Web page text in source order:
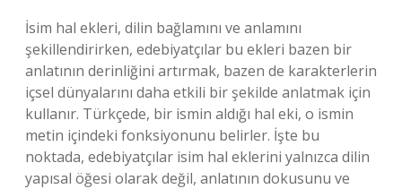
İsim hal ekleri, dilin bağlamını ve anlamını
şekillendirirken, edebiyatçılar bu ekleri bazen bir
anlatının derinliğini artırmak, bazen de karakterlerin
içsel dünyalarını daha etkili bir şekilde anlatmak için
kullanır. Türkçede, bir ismin aldığı hal eki, o ismin
metin içindeki fonksiyonunu belirler. İşte bu
noktada, edebiyatçılar isim hal eklerini yalnızca dilin
yapısal öğesi olarak değil, anlatının dokusunu ve